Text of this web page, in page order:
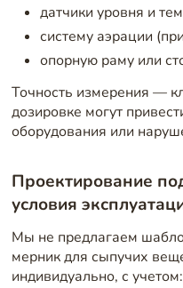
датчики уровня и
систему аэрации
опорную раму или
Точность измерения —
дозировке могут
оборудования или
Проектирование
условия
Мы не предлагаем
мерник для сыпучих
индивидуально, с учетом: